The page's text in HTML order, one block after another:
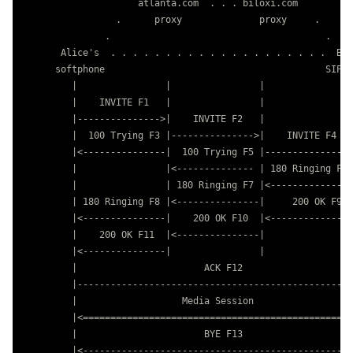
                     atlanta.com  . . . biloxi.com
                 .      proxy              proxy     .
               .                                       .
Alice's  . . . . . . . . . . . . . . . . . . . .
softphone                                        SIP
|    INVITE F1   |                |
|--------------->|    INVITE F2   |
|  100 Trying F3 |--------------->|    INVITE F4
|<---------------|  100 Trying F5 |---------------
|                |<-------------- | 180 Ringing F6
|                | 180 Ringing F7
| 180 Ringing F8 |<---------------|     200 OK F9
|<---------------|    200 OK F10
|    200 OK F11  |<---------------|
|<---------------|                |
|                       ACK F12
|-------------------------------------------------
|                   Media Session
|                       BYE F13